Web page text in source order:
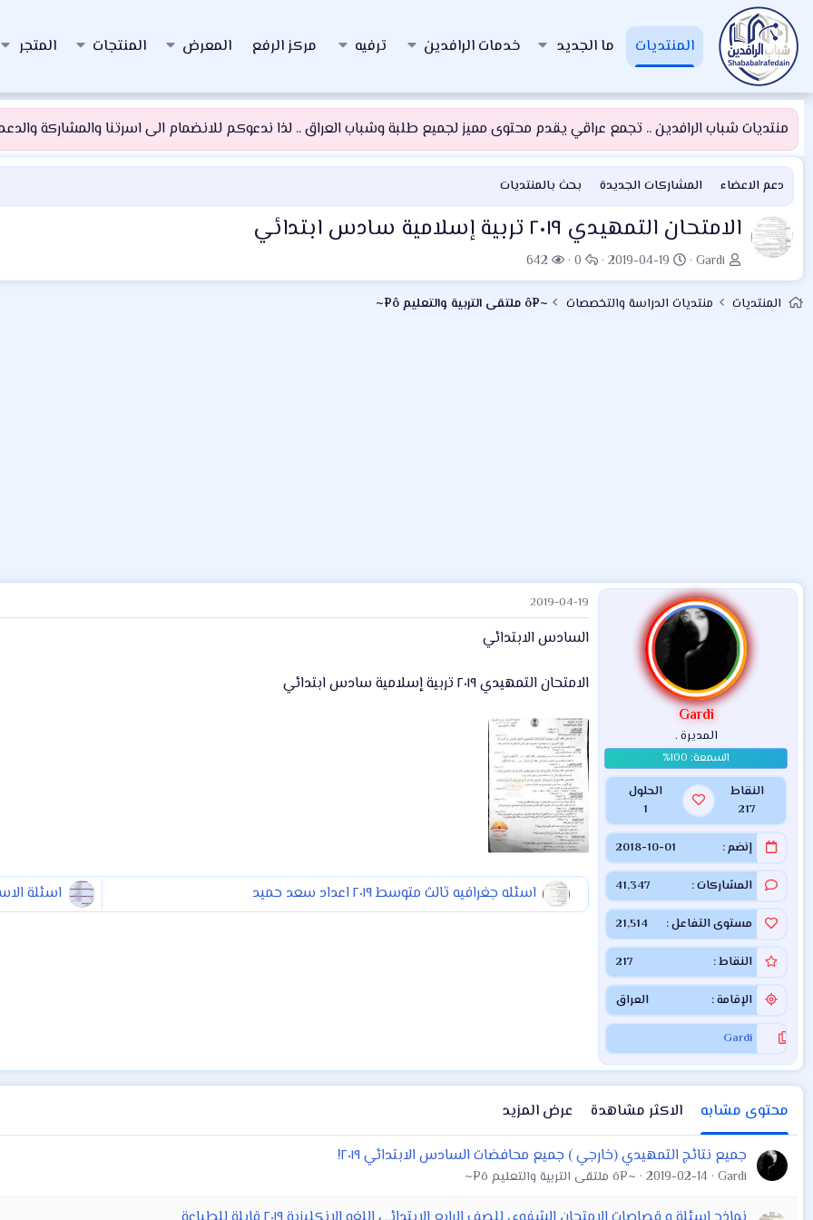
المنتديات ما الجديد خدمات الرافدين ترفيه مركز الرفع المعرض المنتجات المتجر
منتديات شباب الرافدين .. تجمع عراقي يقدم محتوى مميز لجميع طلبة وشباب العراق .. لذا ندعوكم للانضمام الى اسرتنا والمشاركة
دعم الاعضاء المشاركات الجديدة بحث بالمنتديات
الامتحان التمهيدي ٢٠١٩ تربية إسلامية سادس ابتدائي
ب
ا
د
Gardi
ت
ا
ر
2019-04-19
ا
ل
ر
0
ا
ل
م
642
المنتديات منتديات الدراسة والتخصصات ~¤ô ملتقى التربية والتعليم ô¤~
Gardi
المديرة .
النقاط
217
الحلول
1
إنضم 2018-10-01
المشاركات 41,347
مستوى التفاعل 21,514
النقاط 217
الإقامة العراق
Gardi
2019-04-19
السادس الابتدائي
الامتحان التمهيدي ٢٠١٩ تربية إسلامية سادس ابتدائي
اسئله جغرافيه ثالث متوسط ٢٠١٩ اعداد سعد حميد اسئلة
محتوى مشابه الاكثر مشاهدة
عرض المزيد
جميع نتائج التمهيدي (خارجي ) جميع محافضات السادس الابتدائي ٢٠١٩!
Gardi
2019-02-14 ~¤ô ملتقى التربية والتعليم ô¤~